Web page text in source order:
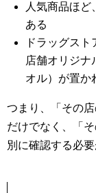
人気商品ほ
ある
ドラッグスト
店舗オリジナ
オル）が置か
つまり、「その
だけでなく、「
別に確認する必